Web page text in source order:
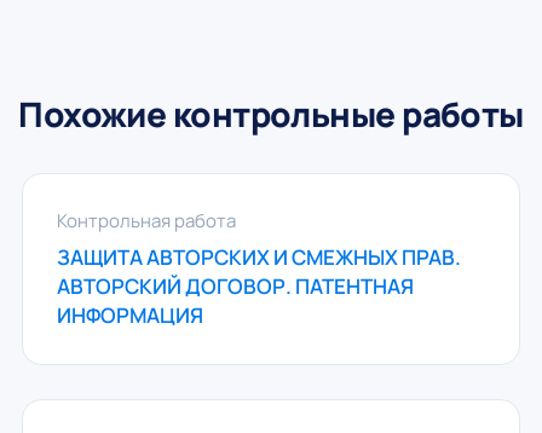
Похожие контрольные работы
Контрольная работа
ЗАЩИТА АВТОРСКИХ И СМЕЖНЫХ ПРАВ.
АВТОРСКИЙ ДОГОВОР. ПАТЕНТНАЯ
ИНФОРМАЦИЯ